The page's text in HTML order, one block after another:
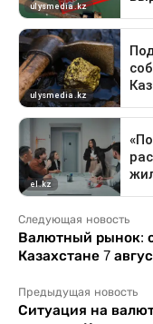
Следующая новость
Валютный рынок:
Казахстане 7
Предыдущая новость
Ситуация на